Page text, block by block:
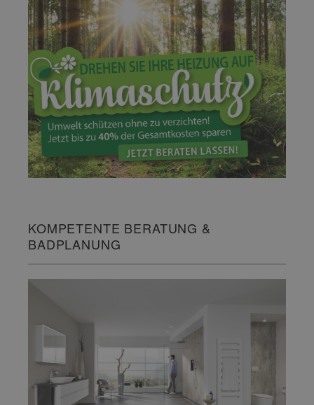
KOMPETENTE BERATUNG &
BADPLANUNG